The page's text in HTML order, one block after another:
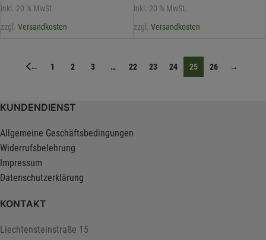
inkl. 20 % MwSt.
zzgl. Versandkosten
inkl. 20 % MwSt.
zzgl. Versandkosten
← 1 2 3 … 22 23 24 25 26 →
KUNDENDIENST
Allgemeine Geschäftsbedingungen
Widerrufsbelehrung
Impressum
Datenschutzerklärung
KONTAKT
Liechtensteinstraße 15